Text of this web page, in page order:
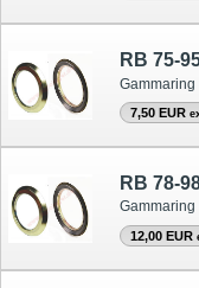
RB 75-
7,50 EUR
RB 78-
12,00 EUR